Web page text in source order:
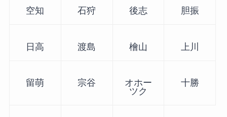
空知 石狩 後志 胆振
日高 渡島 檜山 上川
留萌 宗谷
オホー
ツク
十勝